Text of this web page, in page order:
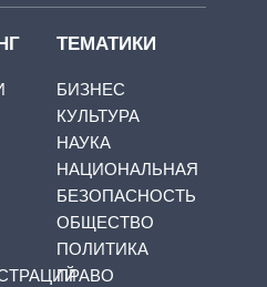
ТЕМАТИКИ
БИЗНЕС
КУЛЬТУРА
НАУКА
НАЦИОНАЛЬНАЯ
БЕЗОПАСНОСТЬ
ОБЩЕСТВО
ПОЛИТИКА
ПРАВО